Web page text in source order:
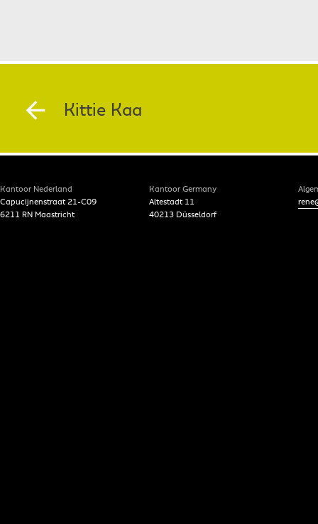
Kittie Kaa
Kantoor Nederland
Capucijnenstraat 21-C09
6211 RN Maastricht
Kantoor Germany
Altestadt 11
40213 Düsseldorf